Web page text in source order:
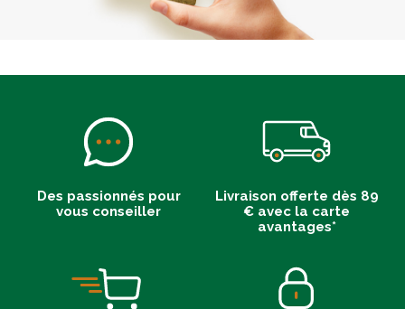
Des passionnés pour
vous conseiller
Livraison offerte dès 89
€ avec la carte
avantages*